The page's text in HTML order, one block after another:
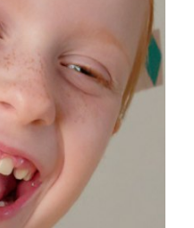
Oczekiwany czas dostawy
8/11/26
Oczekiwany czas dostawy
8/11/26
Oczekiwany czas dostawy
Oczekiwany czas dostawy